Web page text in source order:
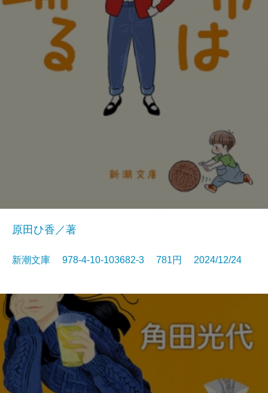
原田ひ香／著
新潮文庫 978-4-10-103682-3 781円 2024/12/24